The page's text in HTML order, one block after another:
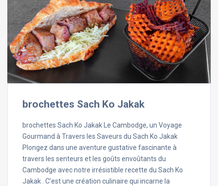
brochettes Sach Ko Jakak
brochettes Sach Ko Jakak Le Cambodge, un Voyage
Gourmand à Travers les Saveurs du Sach Ko Jakak
Plongez dans une aventure gustative fascinante à
travers les senteurs et les goûts envoûtants du
Cambodge avec notre irrésistible recette du Sach Ko
Jakak . C’est une création culinaire qui incarne la